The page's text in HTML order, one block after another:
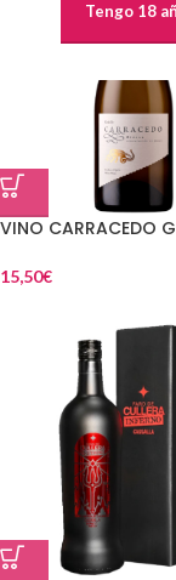
Tengo 18
VINO CARRACEDO
15,50€